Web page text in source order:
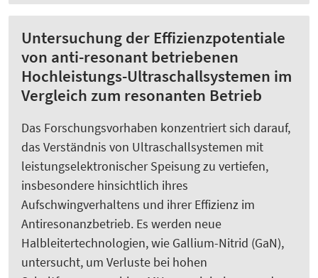
Untersuchung der Effizienzpotentiale
von anti-resonant betriebenen
Hochleistungs-Ultraschallsystemen im
Vergleich zum resonanten Betrieb
Das Forschungsvorhaben konzentriert sich darauf,
das Verständnis von Ultraschallsystemen mit
leistungselektronischer Speisung zu vertiefen,
insbesondere hinsichtlich ihres
Aufschwingverhaltens und ihrer Effizienz im
Antiresonanzbetrieb. Es werden neue
Halbleitertechnologien, wie Gallium-Nitrid (GaN),
untersucht, um Verluste bei hohen